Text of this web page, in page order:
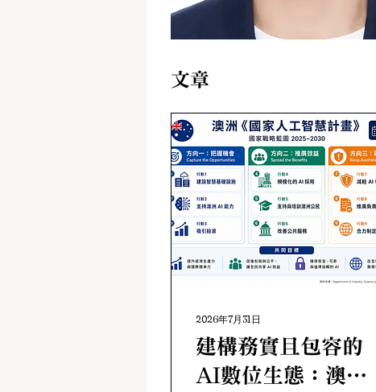
文章
2026年7月31日
建構務實且包容的
AI數位生態：澳洲